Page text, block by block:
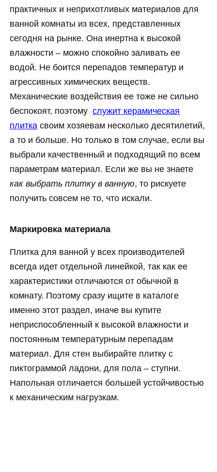
практичных и неприхотливых материалов для
ванной комнаты из всех, представленных
сегодня на рынке. Она инертна к высокой
влажности – можно спокойно заливать ее
водой. Не боится перепадов температур и
агрессивных химических веществ.
Механические воздействия ее тоже не сильно
беспокоят, поэтому служит керамическая
плитка своим хозяевам несколько десятилетий,
а то и больше. Но только в том случае, если вы
выбрали качественный и подходящий по всем
параметрам материал. Если же вы не знаете
как выбрать плитку в ванную, то рискуете
получить совсем не то, что искали.
Маркировка материала
Плитка для ванной у всех производителей
всегда идет отдельной линейкой, так как ее
характеристики отличаются от обычной в
комнату. Поэтому сразу ищите в каталоге
именно этот раздел, иначе вы купите
неприспособленный к высокой влажности и
постоянным температурным перепадам
материал. Для стен выбирайте плитку с
пиктограммой ладони, для пола – ступни.
Напольная отличается большей устойчивостью
к механическим нагрузкам.